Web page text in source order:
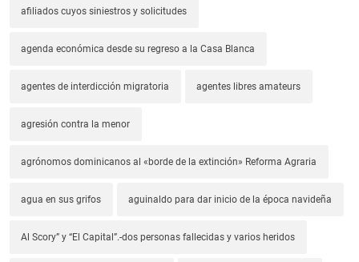
afiliados cuyos siniestros y solicitudes
agenda económica desde su regreso a la Casa Blanca
agentes de interdicción migratoria agentes libres amateurs
agresión contra la menor
agrónomos dominicanos al «borde de la extinción» Reforma Agraria
agua en sus grifos aguinaldo para dar inicio de la época navideña
Al Scory” y “El Capital”.-dos personas fallecidas y varios heridos